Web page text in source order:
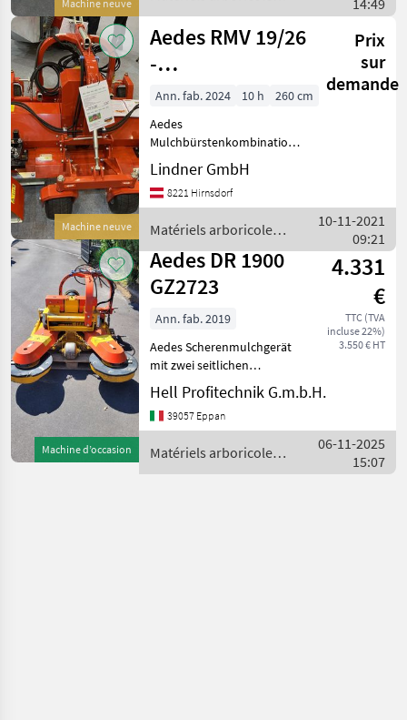
Perfect
Braun
Humus
Afficher
tous
les 8
MARKETPLACE
Marketplace
Offres des
distributeurs
Petites
annonces
Machine neuve
Aedes
14:49
Machine neuve
Aedes RMV 19/26
-
Zwischenstockmulcher
mit Bürste
Prix
sur
demande
Ann. fab. 2024 10 h
260 cm
Aedes
Mulchbürstenkombination
RMV 19/26 Dreipunkt.: Cat 1,
System Viroc mit
Entlastungsfedern,
hinten, max. Ölbedarf.:
75Liter bei 250 bar,
Lindner GmbH
8221 Hirnsdorf
Matériels arboricoles /
Aedes
10-11-2021
09:21
Machine d’occasion
Aedes DR 1900
GZ2723
4.331
€
TTC (TVA
incluse 22%)
3.550 € HT
Ann. fab. 2019
Aedes Scherenmulchgerät
mit zwei seitlichen
Schwenkscheiben,
Arbeitsbreite von 1200-
1900mm, Hydraulischer
gschobener Anbau.
********** Trin
Hell Profitechnik G.m.b.H.
39057 Eppan
Matériels arboricoles /
Aedes
06-11-2025
15:07